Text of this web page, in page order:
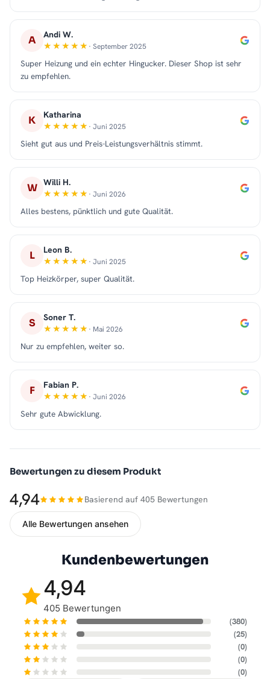
A Andi W.
· September 2025
Super Heizung und ein echter Hingucker. Dieser Shop ist sehr
zu empfehlen.
K Katharina
· Juni 2025
Sieht gut aus und Preis-Leistungsverhältnis stimmt.
W Willi H.
· Juni 2026
Alles bestens, pünktlich und gute Qualität.
L Leon B.
· Juni 2025
Top Heizkörper, super Qualität.
S Soner T.
· Mai 2026
Nur zu empfehlen, weiter so.
F Fabian P.
· Juni 2026
Sehr gute Abwicklung.
Bewertungen zu diesem Produkt
4,94 Basierend auf 405 Bewertungen
Alle Bewertungen ansehen
Kundenbewertungen
4,94
405 Bewertungen
(380)
(25)
(0)
(0)
(0)